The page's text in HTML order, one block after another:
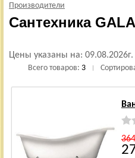
Производители
Сантехника
Цены указаны на: 09.08.2026г.
Всего товаров: 3